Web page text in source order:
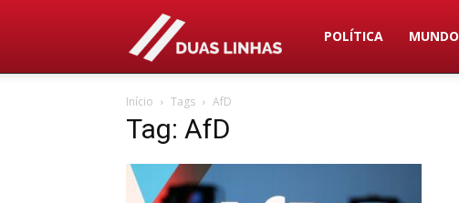
Duas
POLÍTICA MUNDO
Início Tags AfD
Tag: AfD